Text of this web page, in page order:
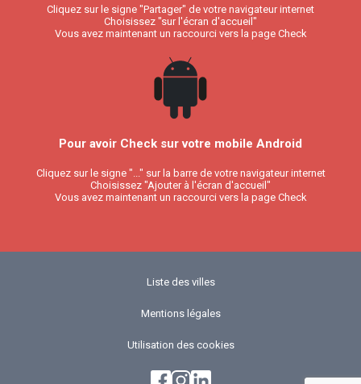
Cliquez sur le signe "Partager" de votre navigateur internet
Choisissez "sur l'écran d'accueil"
Vous avez maintenant un raccourci vers la page Check
Pour avoir Check sur votre mobile Android
Cliquez sur le signe "..." sur la barre de votre navigateur internet
Choisissez "Ajouter à l'écran d'accueil"
Vous avez maintenant un raccourci vers la page Check
Liste des villes
Mentions légales
Utilisation des cookies